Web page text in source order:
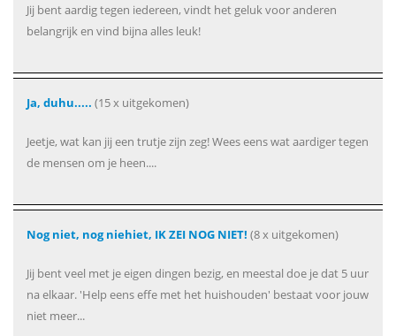
Jij bent aardig tegen iedereen, vindt het geluk voor anderen
belangrijk en vind bijna alles leuk!
Ja, duhu..... (15 x uitgekomen)
Jeetje, wat kan jij een trutje zijn zeg! Wees eens wat aardiger tegen
de mensen om je heen....
Nog niet, nog niehiet, IK ZEI NOG NIET! (8 x uitgekomen)
Jij bent veel met je eigen dingen bezig, en meestal doe je dat 5 uur
na elkaar. 'Help eens effe met het huishouden' bestaat voor jouw
niet meer...